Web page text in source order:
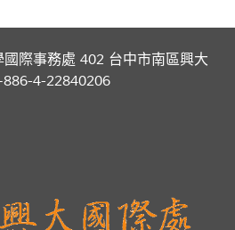
際事務處 402 台中市南區興大
4-22840206